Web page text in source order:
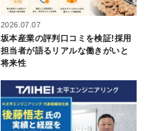
2026.07.07
坂本産業の評判口コミを検証!採用
担当者が語るリアルな働きがいと
将来性